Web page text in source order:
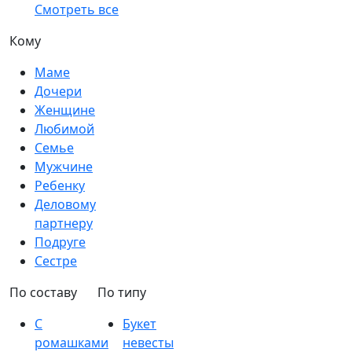
Смотреть все
Кому
Маме
Дочери
Женщине
Любимой
Семье
Мужчине
Ребенку
Деловому
партнеру
Подруге
Сестре
По составу
С
ромашками
По типу
Букет
невесты